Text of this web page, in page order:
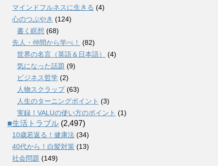
マインドフルネスに生きる (4)
心のつぶやき (124)
書く瞑想 (68)
先人・仲間から学べ！
(82)
世界の名言（英語＆日本語）
(4)
気になった話題 (9)
ビジネス哲学 (2)
人物スクラップ(63)
人生のターニングポイント (3)
実録！VALUの使い方のポイント (1)
■生活トラブル (2,497)
10歳若返る！健康法 (34)
40代から！白髪対策 (13)
社会問題 (149)